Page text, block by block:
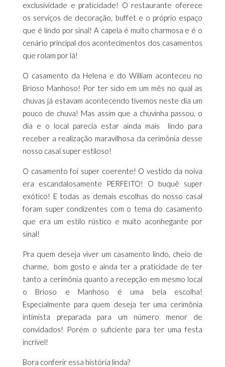
exclusividade e praticidade! O restaurante oferece
os serviços de decoração, buffet e o próprio espaço
que é lindo por sinal! A capela é muito charmosa e é o
cenário principal dos acontecimentos dos casamentos
que rolam por lá!
O casamento da Helena e do William aconteceu no
Brioso Manhoso! Por ter sido em um mês no qual as
chuvas já estavam acontecendo tivemos neste dia um
pouco de chuva! Mas assim que a chuvinha passou, o
dia e o local parecia estar ainda mais lindo para
receber a realização maravilhosa da cerimônia desse
nosso casal super estiloso!
O casamento foi super coerente! O vestido da noiva
era escandalosamente PERFEITO! O buquê super
exótico! E todas as demais escolhas do nosso casal
foram super condizentes com o tema do casamento
que era um estilo rústico e muito aconhegante por
sinal!
Pra quem deseja viver um casamento lindo, cheio de
charme, bom gosto e ainda ter a praticidade de ter
tanto a cerimônia quanto a recepção em mesmo local
o Brioso e Manhoso é uma bela escolha!
Especialmente para quem deseja ter uma cerimônia
intimista preparada para um número menor de
convidados! Porém o suficiente para ter uma festa
incrível!
Bora conferir essa história linda?